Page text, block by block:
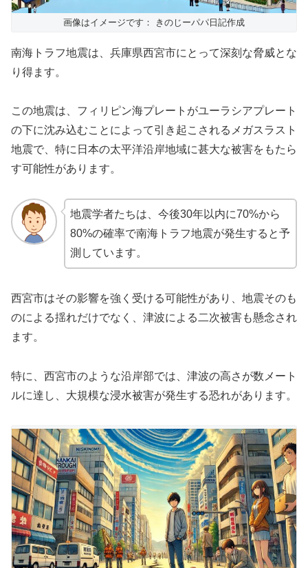
画像はイメージです： きのじーパパ日記作成
南海トラフ地震は、兵庫県西宮市にとって深刻な脅威とな
り得ます。
この地震は、フィリピン海プレートがユーラシアプレート
の下に沈み込むことによって引き起こされるメガスラスト
地震で、特に日本の太平洋沿岸地域に甚大な被害をもたら
す可能性があります。
地震学者たちは、今後30年以内に70%から
80%の確率で南海トラフ地震が発生すると予
測しています。
西宮市はその影響を強く受ける可能性があり、地震そのも
のによる揺れだけでなく、津波による二次被害も懸念され
ます。
特に、西宮市のような沿岸部では、津波の高さが数メート
ルに達し、大規模な浸水被害が発生する恐れがあります。